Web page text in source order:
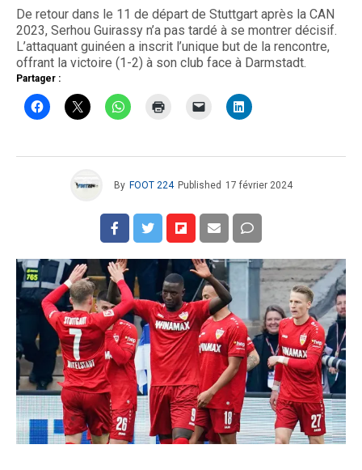
De retour dans le 11 de départ de Stuttgart après la CAN
2023, Serhou Guirassy n’a pas tardé à se montrer décisif.
L’attaquant guinéen a inscrit l’unique but de la rencontre,
offrant la victoire (1-2) à son club face à Darmstadt.
Partager :
By FOOT 224 Published 17 février 2024